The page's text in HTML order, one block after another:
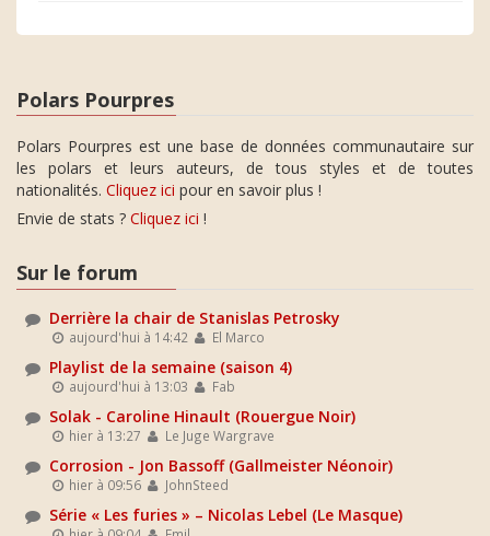
Polars Pourpres
Polars Pourpres est une base de données communautaire sur
les polars et leurs auteurs, de tous styles et de toutes
nationalités. Cliquez ici pour en savoir plus !
Envie de stats ? Cliquez ici !
Sur le forum
Derrière la chair de Stanislas Petrosky
aujourd'hui à 14:42 El Marco
Playlist de la semaine (saison 4)
aujourd'hui à 13:03 Fab
Solak - Caroline Hinault (Rouergue Noir)
hier à 13:27 Le Juge Wargrave
Corrosion - Jon Bassoff (Gallmeister Néonoir)
hier à 09:56 JohnSteed
Série « Les furies » – Nicolas Lebel (Le Masque)